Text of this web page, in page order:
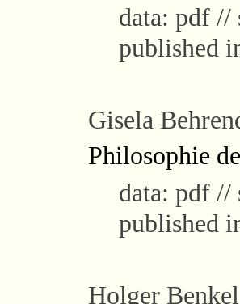
data: pdf
published
Gisela
Philosophie
data: pdf //
published
Holger Benkel